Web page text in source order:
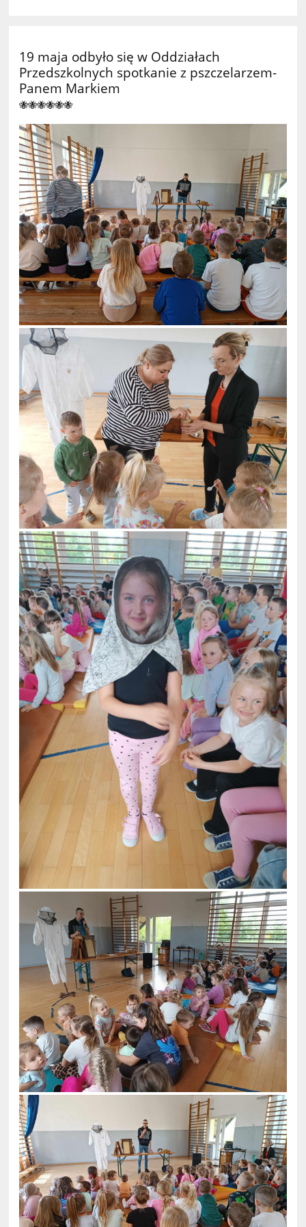
19 maja odbyło się w Oddziałach
Przedszkolnych spotkanie z pszczelarzem-
Panem Markiem
🐝🐝🐝🐝🐝🐝